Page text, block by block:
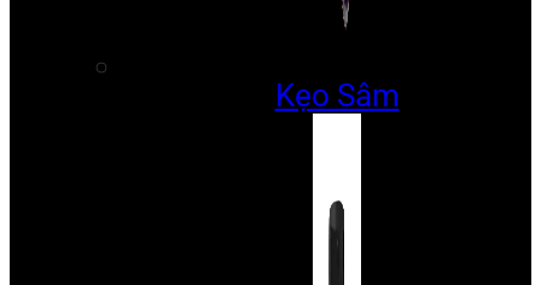
Kẹo Sâm